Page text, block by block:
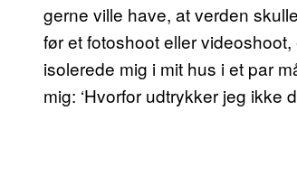
gerne ville have, at verden
før et fotoshoot eller
isolerede mig i mit hus i et par
mig: ‘Hvorfor udtrykker jeg ikke